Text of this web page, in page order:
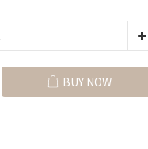
BUY NOW